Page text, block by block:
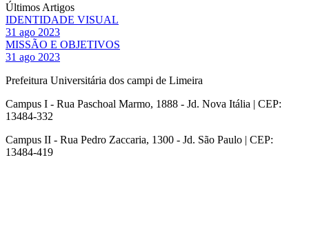
Últimos Artigos
IDENTIDADE VISUAL
31 ago 2023
MISSÃO E OBJETIVOS
31 ago 2023
Prefeitura Universitária dos campi de Limeira
Campus I - Rua Paschoal Marmo, 1888 - Jd. Nova Itália | CEP:
13484-332
Campus II - Rua Pedro Zaccaria, 1300 - Jd. São Paulo | CEP:
13484-419